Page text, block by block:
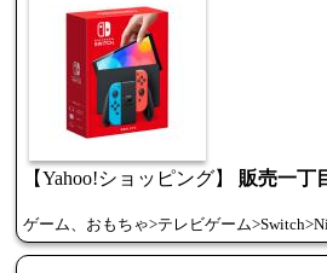
【Yahoo!ショッピング】 販売一丁
ゲーム、おもちゃ>テレビゲーム